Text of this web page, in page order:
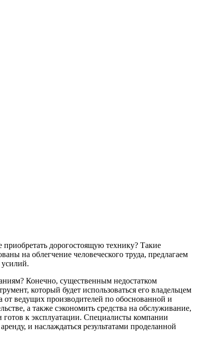
дорогостоящую технику? Такие
на облегчение человеческого труда, предлагаем
Конечно, существенным недостатком
который будет использоваться его владельцем
от ведущих производителей по обоснованной и
а также сэкономить средства на обслуживание,
готов к эксплуатации. Специалисты компании
и наслаждаться результатами проделанной